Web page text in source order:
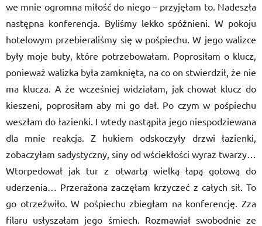
we mnie ogromna miłość do niego – przyjęłam to. Nadeszła
następna konferencja. Byliśmy lekko spóźnieni. W pokoju
hotelowym przebieraliśmy się w pośpiechu. W jego walizce
były moje buty, które potrzebowałam. Poprosiłam o klucz,
ponieważ walizka była zamknięta, na co on stwierdził, że nie
ma klucza. A że wcześniej widziałam, jak chował klucz do
kieszeni, poprosiłam aby mi go dał. Po czym w pośpiechu
weszłam do łazienki. I wtedy nastąpiła jego niespodziewana
dla mnie reakcja. Z hukiem odskoczyły drzwi łazienki,
zobaczyłam sadystyczny, siny od wściekłości wyraz twarzy…
Wtorpedował jak tur z otwartą wielką łapą gotową do
uderzenia… Przerażona zaczęłam krzyczeć z całych sił. To
go otrzeźwiło. W pośpiechu zbiegłam na konferencję. Zza
filaru usłyszałam jego śmiech. Rozmawiał swobodnie ze